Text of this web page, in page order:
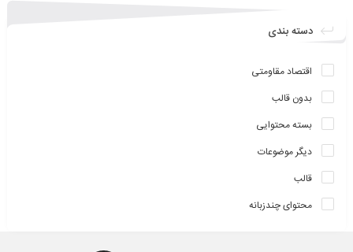
دسته بندی
اقتصاد مقاومتی
بدون قالب
بسته محتوایی
دیگر موضوعات
قالب
محتوای چندزبانه